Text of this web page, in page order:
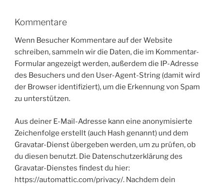
Kommentare
Wenn Besucher Kommentare auf der Website
schreiben, sammeln wir die Daten, die im Kommentar-
Formular angezeigt werden, außerdem die IP-Adresse
des Besuchers und den User-Agent-String (damit wird
der Browser identifiziert), um die Erkennung von Spam
zu unterstützen.
Aus deiner E-Mail-Adresse kann eine anonymisierte
Zeichenfolge erstellt (auch Hash genannt) und dem
Gravatar-Dienst übergeben werden, um zu prüfen, ob
du diesen benutzt. Die Datenschutzerklärung des
Gravatar-Dienstes findest du hier:
https://automattic.com/privacy/. Nachdem dein